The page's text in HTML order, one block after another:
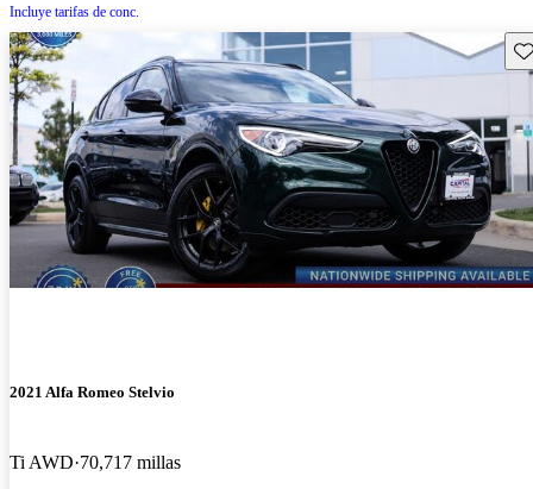
Incluye tarifas de conc.
2021 Alfa Romeo Stelvio
Ti AWD 70,717 millas